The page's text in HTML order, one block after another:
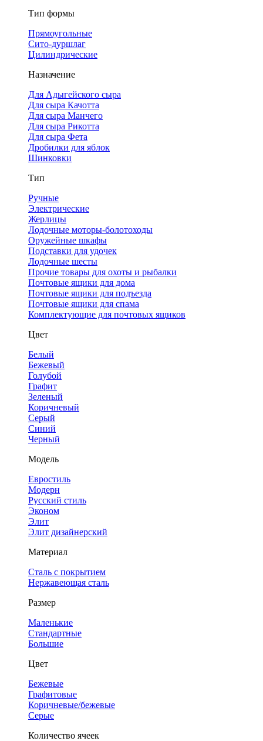
Тип формы
Прямоугольные
Сито-дуршлаг
Цилиндрические
Назначение
Для Адыгейского сыра
Для сыра Качотта
Для сыра Манчего
Для сыра Рикотта
Для сыра Фета
Дробилки для яблок
Шинковки
Тип
Ручные
Электрические
Жерлицы
Лодочные моторы-болотоходы
Оружейные шкафы
Подставки для удочек
Лодочные шесты
Прочие товары для охоты и рыбалки
Почтовые ящики для дома
Почтовые ящики для подъезда
Почтовые ящики для спама
Комплектующие для почтовых ящиков
Цвет
Белый
Бежевый
Голубой
Графит
Зеленый
Коричневый
Серый
Синий
Черный
Модель
Евростиль
Модерн
Русский стиль
Эконом
Элит
Элит дизайнерский
Материал
Сталь с покрытием
Нержавеющая сталь
Размер
Маленькие
Стандартные
Большие
Цвет
Бежевые
Графитовые
Коричневые/бежевые
Серые
Количество ячеек